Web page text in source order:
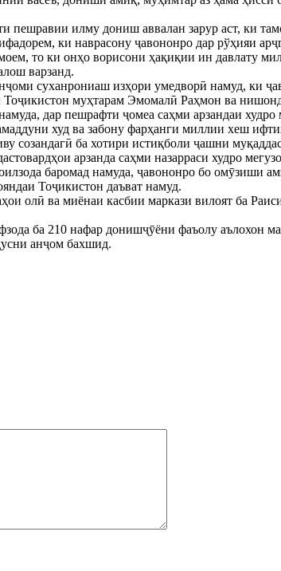
пешравии илму дониш аввалан зарур аст, ки
ки наврасону ҷавононро дар рўҳияи
то ки онҳо ворисони ҳақиқии ин давлату
варзанд.
суханрониаш изҳори умедворӣ намуд, ки
муҳтарам Эмомалӣ Раҳмон ва
дар пешрафти ҷомеа саҳми арзандаи
худ ва забону фарҳанги миллии хеш
созандагӣ ба хотири истиқболи ҷашни
арзанда саҳми назарраси худро
баромад намуда, ҷавононро бо омӯзиши
Тоҷикистон даъват намуд.
олӣ ва миёнаи касбии маркази вилоят ба
ба 210 нафар донишҷӯёни фаъолу аълохон
анҷом бахшид.